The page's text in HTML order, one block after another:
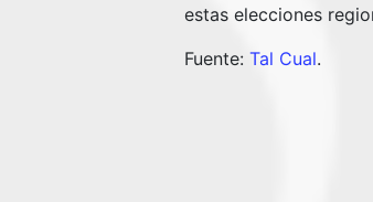
estas elecciones
Fuente: Tal Cual.